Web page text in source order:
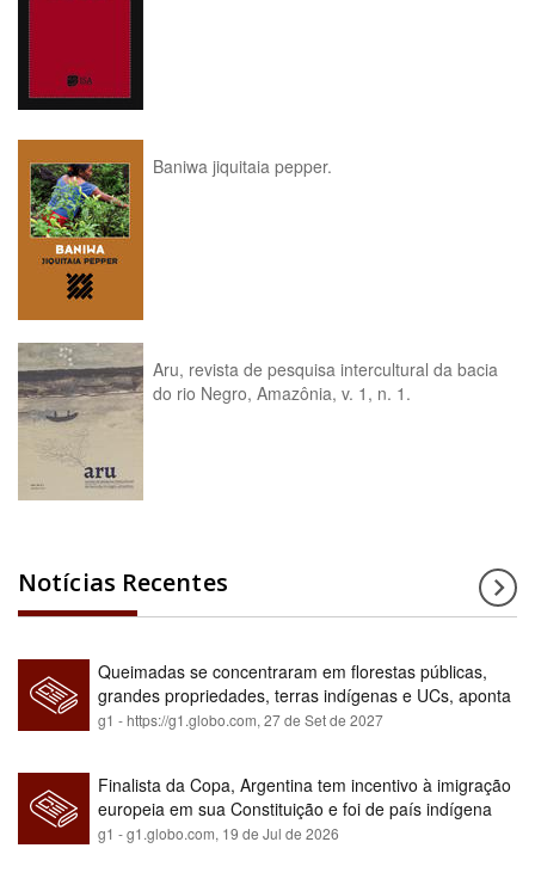
Baniwa jiquitaia pepper.
Aru, revista de pesquisa intercultural da bacia
do rio Negro, Amazônia, v. 1, n. 1.
Notícias Recentes
Queimadas se concentraram em florestas públicas,
grandes propriedades, terras indígenas e UCs, aponta
relatório
g1 - https://g1.globo.com, 27 de Set de 2027
Finalista da Copa, Argentina tem incentivo à imigração
europeia em sua Constituição e foi de país indígena
para maioria branca
g1 - g1.globo.com, 19 de Jul de 2026